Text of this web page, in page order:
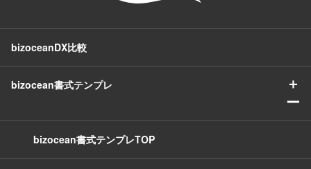
bizoceanDX比較
bizocean書式テンプレ
＋
ー
bizocean書式テンプレTOP